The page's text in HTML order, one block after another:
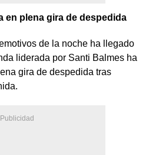
en plena gira de despedida
de la noche ha llegado
liderada por Santi Balmes ha
gira de despedida tras